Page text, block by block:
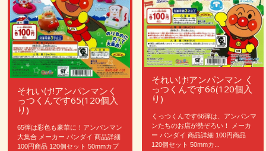
それいけ!アンパンマン く
っつくんです66(120個入
り)
くっつくんです66弾は、アンパンマ
ンたちのお店が勢ぞろい！ メーカ
ー バンダイ 商品詳細 100円商品
120個セット 50mmカ...
それいけ!アンパンマンく
っつくんです65(120個入
り)
65弾は彩色も豪華に！アンパンマン
大集合 メーカー バンダイ 商品詳細
100円商品 120個セット 50mmカプ